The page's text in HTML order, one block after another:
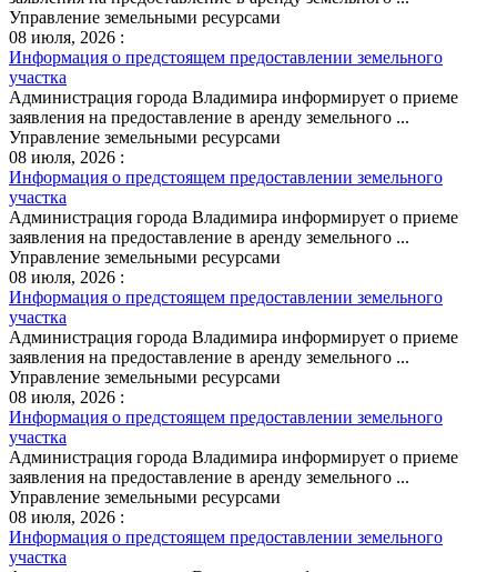
Управление земельными ресурсами
08 июля, 2026 :
Информация о предстоящем предоставлении земельного
участка
Администрация города Владимира информирует о приеме
заявления на предоставление в аренду земельного ...
Управление земельными ресурсами
08 июля, 2026 :
Информация о предстоящем предоставлении земельного
участка
Администрация города Владимира информирует о приеме
заявления на предоставление в аренду земельного ...
Управление земельными ресурсами
08 июля, 2026 :
Информация о предстоящем предоставлении земельного
участка
Администрация города Владимира информирует о приеме
заявления на предоставление в аренду земельного ...
Управление земельными ресурсами
08 июля, 2026 :
Информация о предстоящем предоставлении земельного
участка
Администрация города Владимира информирует о приеме
заявления на предоставление в аренду земельного ...
Управление земельными ресурсами
08 июля, 2026 :
Информация о предстоящем предоставлении земельного
участка